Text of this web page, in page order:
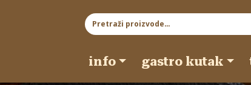
Pretraži:
info gastro kutak